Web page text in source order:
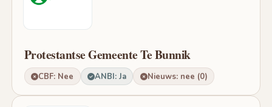
Protestantse Gemeente Te Bunnik
CBF: Nee ANBI: Ja Nieuws: nee (0)